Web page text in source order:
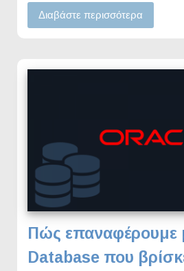
Διαβάστε περισσότερα
Πώς επαναφέρουμε
Database που